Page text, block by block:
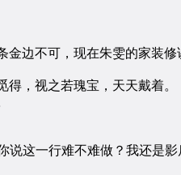
边不可，现在朱雯的家装修
，视之若瑰宝，天天戴着。
这一行难不难做？我还是影